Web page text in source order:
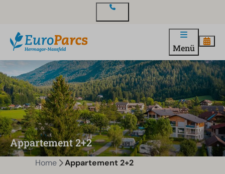
Menü
Appartement 2+2
Home Appartement 2+2